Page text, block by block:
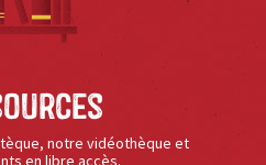
notre vidéothèque et
en libre accès.